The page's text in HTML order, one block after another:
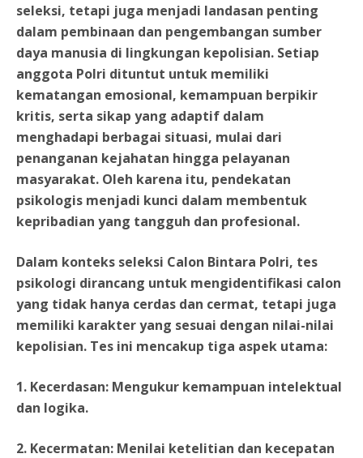
seleksi, tetapi juga menjadi landasan penting
dalam pembinaan dan pengembangan sumber
daya manusia di lingkungan kepolisian. Setiap
anggota Polri dituntut untuk memiliki
kematangan emosional, kemampuan berpikir
kritis, serta sikap yang adaptif dalam
menghadapi berbagai situasi, mulai dari
penanganan kejahatan hingga pelayanan
masyarakat. Oleh karena itu, pendekatan
psikologis menjadi kunci dalam membentuk
kepribadian yang tangguh dan profesional.
Dalam konteks seleksi Calon Bintara Polri, tes
psikologi dirancang untuk mengidentifikasi calon
yang tidak hanya cerdas dan cermat, tetapi juga
memiliki karakter yang sesuai dengan nilai-nilai
kepolisian. Tes ini mencakup tiga aspek utama:
1. Kecerdasan: Mengukur kemampuan intelektual
dan logika.
2. Kecermatan: Menilai ketelitian dan kecepatan